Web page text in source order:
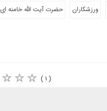
ورزشکاران
حضرت آیت الله خامنه ای
( ۱ )